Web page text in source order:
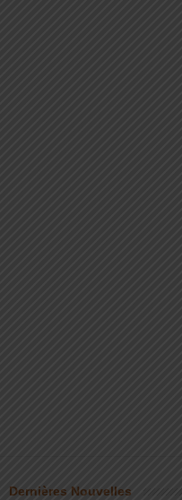
Dernières Nouvelles